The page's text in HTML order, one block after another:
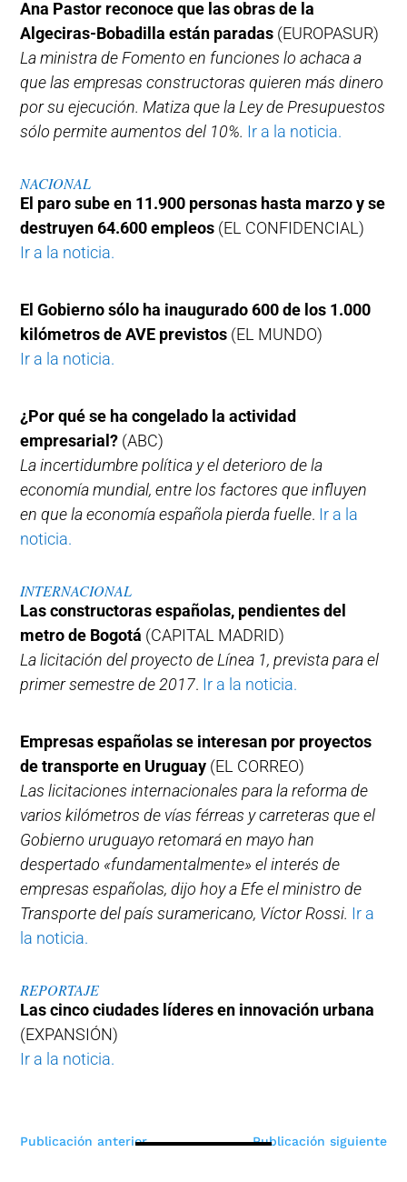
Ana Pastor reconoce que las obras de la
Algeciras-Bobadilla están paradas (EUROPASUR)
La ministra de Fomento en funciones lo achaca a
que las empresas constructoras quieren más dinero
por su ejecución. Matiza que la Ley de Presupuestos
sólo permite aumentos del 10%. Ir a la noticia.
NACIONAL
El paro sube en 11.900 personas hasta marzo y se
destruyen 64.600 empleos (EL CONFIDENCIAL)
Ir a la noticia.
El Gobierno sólo ha inaugurado 600 de los 1.000
kilómetros de AVE previstos (EL MUNDO)
Ir a la noticia.
¿Por qué se ha congelado la actividad
empresarial? (ABC)
La incertidumbre política y el deterioro de la
economía mundial, entre los factores que influyen
en que la economía española pierda fuelle. Ir a la
noticia.
INTERNACIONAL
Las constructoras españolas, pendientes del
metro de Bogotá (CAPITAL MADRID)
La licitación del proyecto de Línea 1, prevista para el
primer semestre de 2017. Ir a la noticia.
Empresas españolas se interesan por proyectos
de transporte en Uruguay (EL CORREO)
Las licitaciones internacionales para la reforma de
varios kilómetros de vías férreas y carreteras que el
Gobierno uruguayo retomará en mayo han
despertado «fundamentalmente» el interés de
empresas españolas, dijo hoy a Efe el ministro de
Transporte del país suramericano, Víctor Rossi. Ir a
la noticia.
REPORTAJE
Las cinco ciudades líderes en innovación urbana
(EXPANSIÓN)
Ir a la noticia.
Navegación
Publicación anterior Publicación siguiente